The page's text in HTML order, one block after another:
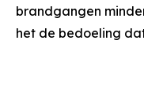
brandgangen
het de bedoeling